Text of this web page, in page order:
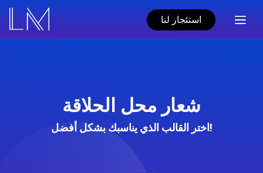
استئجار لنا
شعار محل الحلاقة
اختر القالب الذي يناسبك بشكل أفضل!